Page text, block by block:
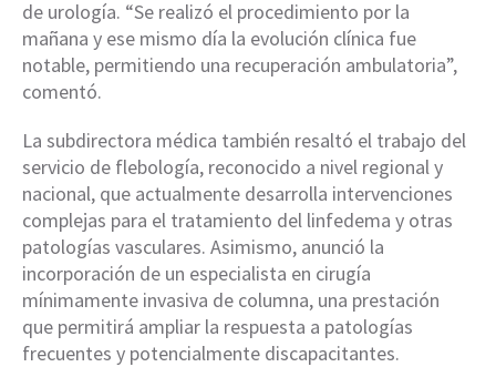
de urología. “Se realizó el procedimiento por la
mañana y ese mismo día la evolución clínica fue
notable, permitiendo una recuperación ambulatoria”,
comentó.
La subdirectora médica también resaltó el trabajo del
servicio de flebología, reconocido a nivel regional y
nacional, que actualmente desarrolla intervenciones
complejas para el tratamiento del linfedema y otras
patologías vasculares. Asimismo, anunció la
incorporación de un especialista en cirugía
mínimamente invasiva de columna, una prestación
que permitirá ampliar la respuesta a patologías
frecuentes y potencialmente discapacitantes.